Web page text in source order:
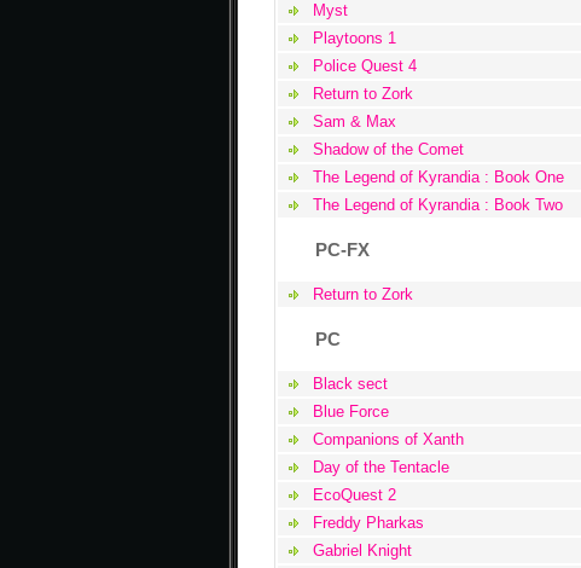
Myst
Playtoons 1
Police Quest 4
Return to Zork
Sam & Max
Shadow of the Comet
The Legend of Kyrandia : Book One
The Legend of Kyrandia : Book Two
PC-FX
Return to Zork
PC
Black sect
Blue Force
Companions of Xanth
Day of the Tentacle
EcoQuest 2
Freddy Pharkas
Gabriel Knight